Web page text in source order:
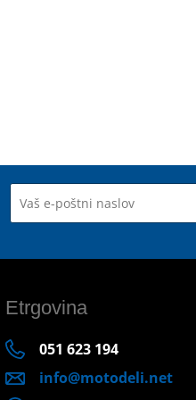
Etrgovina
051 623 194
info@motodeli.net